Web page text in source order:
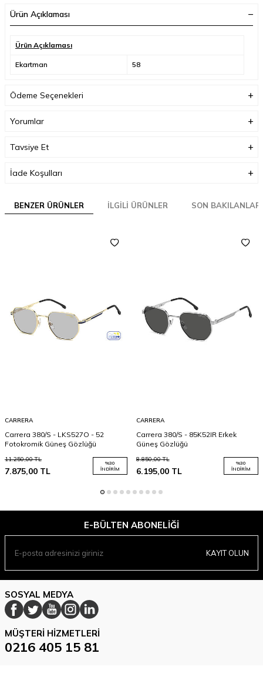
Ürün Açıklaması
Ürün Açıklaması
Ekartman 58
Ödeme Seçenekleri
Yorumlar
Tavsiye Et
İade Koşulları
BENZER ÜRÜNLER İLGILI ÜRÜNLER SON BAKILANLAR
CARRERA
Carrera 380/S - LKS527O - 52
Fotokromik Güneş Gözlüğü
11.250,00TL
7.875,00 TL
%30
İNDIRIM
CARRERA
Carrera 380/S - 85K52IR Erkek
Güneş Gözlüğü
8.850,00TL
6.195,00TL
%30
İNDIRIM
E-BÜLTEN ABONELIĞI
KAYIT OLUN
SOSYAL MEDYA
MÜŞTERI HIZMETLERI
0216 405 15 81